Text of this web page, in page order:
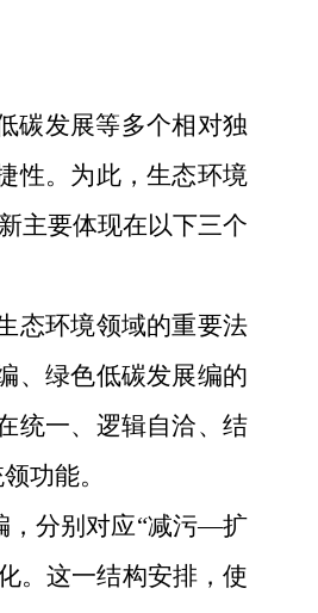
碳发展等多个相对独
性。为此，生态环境
主要体现在以下三个
态环境领域的重要法
、绿色低碳发展编的
统一、逻辑自洽、结
功能。
，分别对应“减污—扩
。这一结构安排，使